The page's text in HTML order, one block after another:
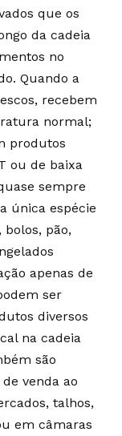
que os
da cadeia
no
Quando a
recebem
normal;
produtos
ou de baixa
sempre
única espécie
pão,
apenas de
ser
diversos
na cadeia
são
venda ao
talhos,
em câmaras